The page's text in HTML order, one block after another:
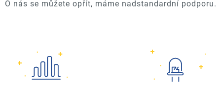
O nás se můžete opřít, máme nadstandardní podporu.